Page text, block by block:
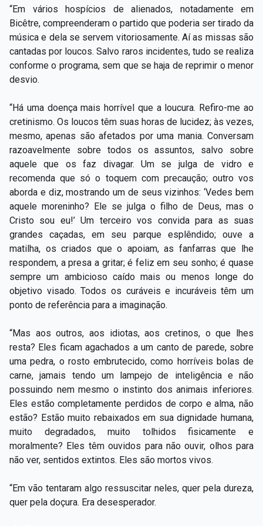
“Em vários hospícios de alienados, notadamente em
Bicêtre, compreenderam o partido que poderia ser tirado da
música e dela se servem vitoriosamente. Aí as missas são
cantadas por loucos. Salvo raros incidentes, tudo se realiza
conforme o programa, sem que se haja de reprimir o menor
desvio.
“Há uma doença mais horrível que a loucura. Refiro-me ao
cretinismo. Os loucos têm suas horas de lucidez; às vezes,
mesmo, apenas são afetados por uma mania. Conversam
razoavelmente sobre todos os assuntos, salvo sobre
aquele que os faz divagar. Um se julga de vidro e
recomenda que só o toquem com precaução; outro vos
aborda e diz, mostrando um de seus vizinhos: ‘Vedes bem
aquele moreninho? Ele se julga o filho de Deus, mas o
Cristo sou eu!’ Um terceiro vos convida para as suas
grandes caçadas, em seu parque esplêndido; ouve a
matilha, os criados que o apoiam, as fanfarras que lhe
respondem, a presa a gritar; é feliz em seu sonho; é quase
sempre um ambicioso caído mais ou menos longe do
objetivo visado. Todos os curáveis e incuráveis têm um
ponto de referência para a imaginação.
“Mas aos outros, aos idiotas, aos cretinos, o que lhes
resta? Eles ficam agachados a um canto de parede, sobre
uma pedra, o rosto embrutecido, como horríveis bolas de
carne, jamais tendo um lampejo de inteligência e não
possuindo nem mesmo o instinto dos animais inferiores.
Eles estão completamente perdidos de corpo e alma, não
estão? Estão muito rebaixados em sua dignidade humana,
muito degradados, muito tolhidos fisicamente e
moralmente? Eles têm ouvidos para não ouvir, olhos para
não ver, sentidos extintos. Eles são mortos vivos.
“Em vão tentaram algo ressuscitar neles, quer pela dureza,
quer pela doçura. Era desesperador.